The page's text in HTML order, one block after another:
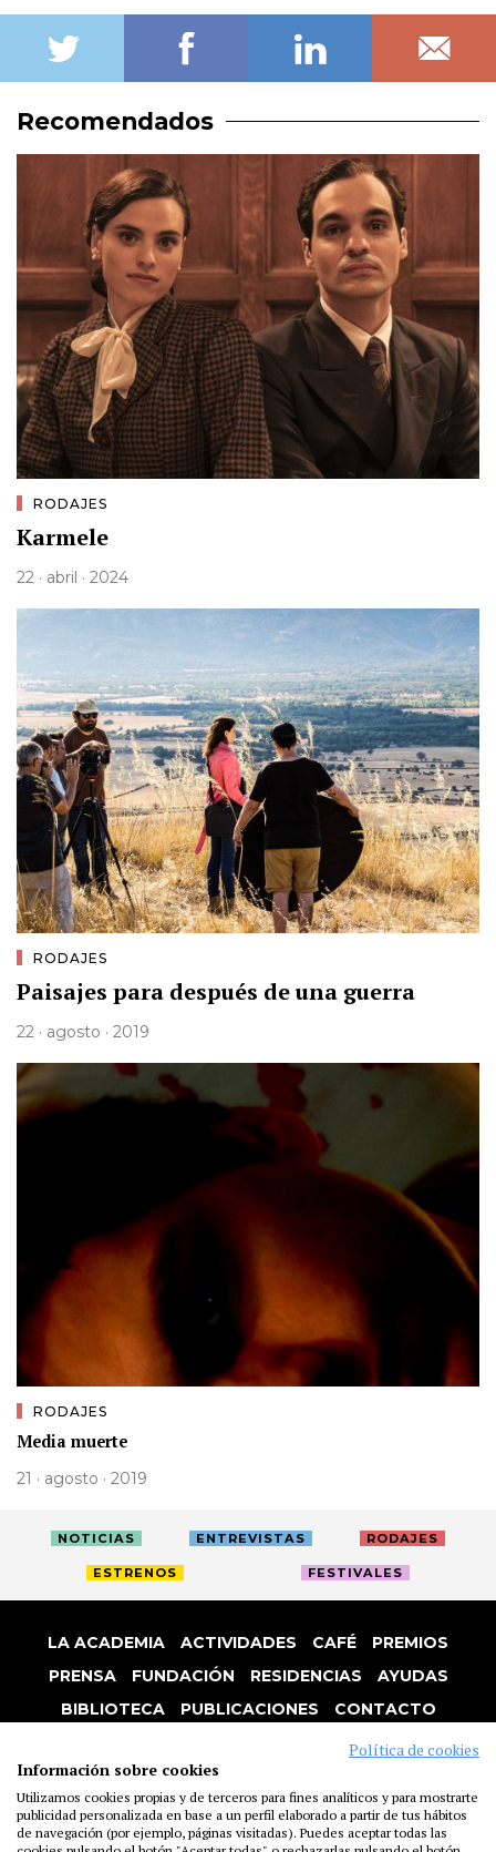
Recomendados
RODAJES
Karmele
22 · abril · 2024
RODAJES
Paisajes para después de una guerra
22 · agosto · 2019
RODAJES
Media muerte
21 · agosto · 2019
NOTICIAS ENTREVISTAS RODAJES
ESTRENOS FESTIVALES
LA ACADEMIA ACTIVIDADES CAFÉ
PREMIOS
PRENSA
FUNDACIÓN RESIDENCIAS
AYUDAS
BIBLIOTECA
PUBLICACIONES
CONTACTO
COOKIES
Política de cookies
Información sobre cookies
Utilizamos cookies propias y de terceros para fines analíticos y para mostrarte
publicidad personalizada en base a un perfil elaborado a partir de tus hábitos
de navegación (por ejemplo, páginas visitadas). Puedes aceptar todas las